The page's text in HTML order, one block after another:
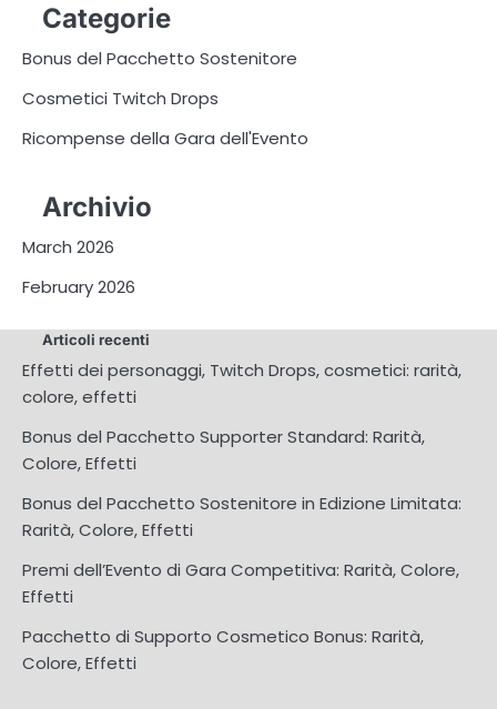
Categorie
Bonus del Pacchetto Sostenitore
Cosmetici Twitch Drops
Ricompense della Gara dell'Evento
Archivio
March 2026
February 2026
Articoli recenti
Effetti dei personaggi, Twitch Drops, cosmetici: rarità,
colore, effetti
Bonus del Pacchetto Supporter Standard: Rarità,
Colore, Effetti
Bonus del Pacchetto Sostenitore in Edizione Limitata:
Rarità, Colore, Effetti
Premi dell’Evento di Gara Competitiva: Rarità, Colore,
Effetti
Pacchetto di Supporto Cosmetico Bonus: Rarità,
Colore, Effetti